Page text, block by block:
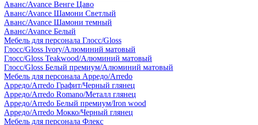
Аванс/Avance Венге Цаво
Аванс/Avance Шамони Светлый
Аванс/Avance Шамони темный
Аванс/Avance Белый
Мебель для персонала Глосс/Gloss
Глосс/Gloss Ivory/Алюминий матовый
Глосс/Gloss Teakwood/Алюминий матовый
Глосс/Gloss Белый премиум/Алюминий матовый
Мебель для персонала Арредо/Arredo
Арредо/Arredo Графит/Черный глянец
Арредо/Arredo Romano/Металл глянец
Арредо/Arredo Белый премиум/Iron wood
Арредо/Arredo Мокко/Черный глянец
Мебель для персонала Флекс